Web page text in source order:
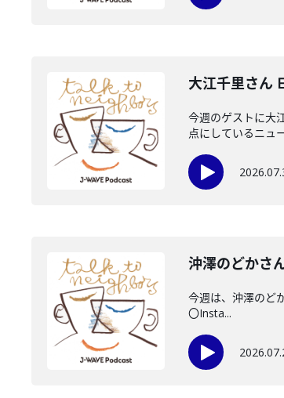
大江千里さん
今週のゲストに大
点にしているニュ
沖澤のどかさ
今週は、沖澤のど
〇Insta...